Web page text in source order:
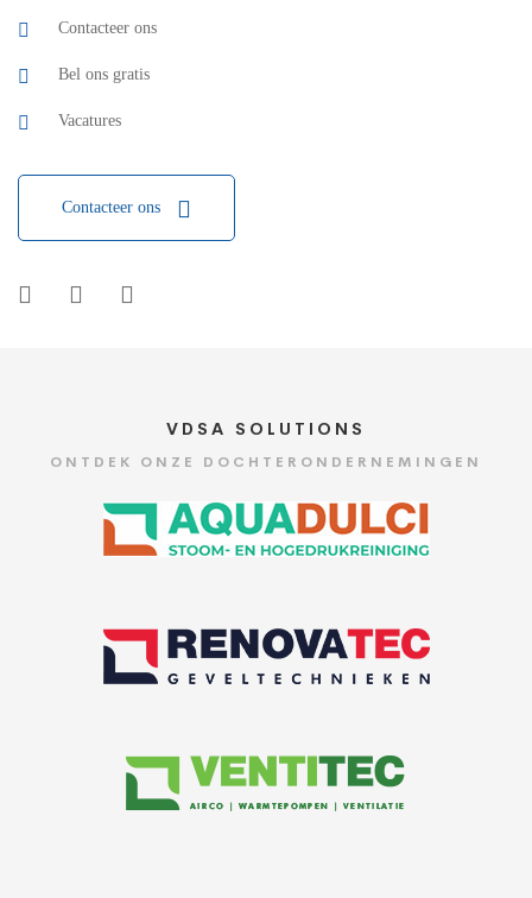
Contacteer ons
Bel ons gratis
Vacatures
Contacteer ons
VDSA SOLUTIONS
ONTDEK ONZE DOCHTERONDERNEMINGEN